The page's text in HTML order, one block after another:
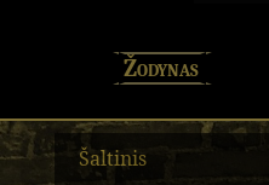
Žodynas
Šaltinis